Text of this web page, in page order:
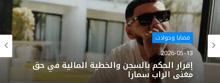
قضايا وحوادث
2026-05-13
إقرار الحكم بالسجن والخطية المالية في حق
مغني الراب سمارا